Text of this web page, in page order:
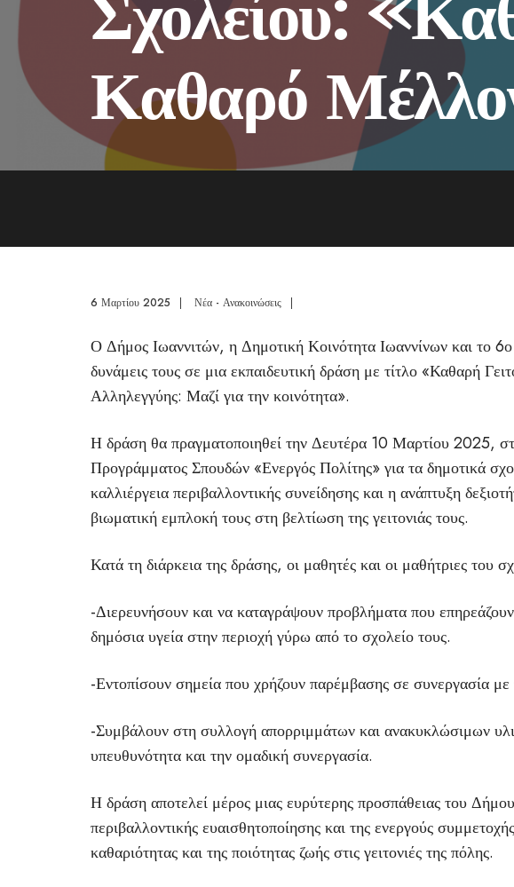
Καθαρό
6 Μαρτίου 2025 | Νέα - Ανακοινώσεις |
Ο Δήμος Ιωαννιτών, η Δημοτική Κοινότητα Ιωαννίνων και το
δυνάμεις τους σε μια εκπαιδευτική δράση με τίτλο «Καθαρή
Αλληλεγγύης: Μαζί για την κοινότητα».
Η δράση θα πραγματοποιηθεί την Δευτέρα 10 Μαρτίου 2025,
Προγράμματος Σπουδών «Ενεργός Πολίτης» για τα δημοτικά
καλλιέργεια περιβαλλοντικής συνείδησης και η ανάπτυξη
βιωματική εμπλοκή τους στη βελτίωση της γειτονιάς τους.
Κατά τη διάρκεια της δράσης, οι μαθητές και οι μαθήτριες του
-Διερευνήσουν και να καταγράψουν προβλήματα που
δημόσια υγεία στην περιοχή γύρω από το σχολείο τους.
-Εντοπίσουν σημεία που χρήζουν παρέμβασης σε συνεργασία
-Συμβάλουν στη συλλογή απορριμμάτων και ανακυκλώσιμων
υπευθυνότητα και την ομαδική συνεργασία.
Η δράση αποτελεί μέρος μιας ευρύτερης προσπάθειας του
περιβαλλοντικής ευαισθητοποίησης και της ενεργούς
καθαριότητας και της ποιότητας ζωής στις γειτονιές της πόλης.